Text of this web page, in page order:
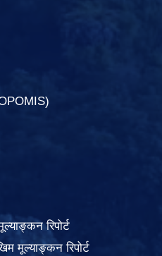
रिपोर्ट
मूल्याङ्कन रिपोर्ट